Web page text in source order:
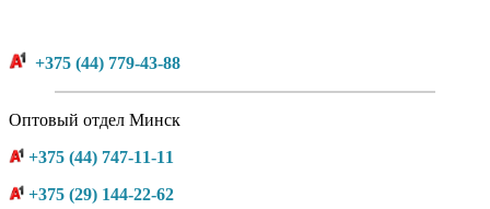
+375 (44) 779-43-88
Оптовый отдел Минск
+375 (44) 747-11-11
+375 (29) 144-22-62